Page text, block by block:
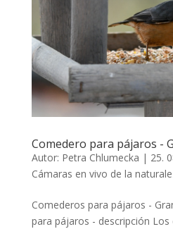
Comedero para pájaros -
Autor: Petra Chlumecka | 25.
Cámaras en vivo de la
Comederos para pájaros -
para pájaros - descripción